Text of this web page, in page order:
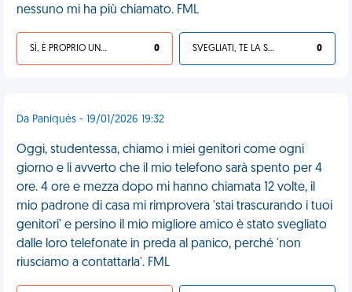
nessuno mi ha più chiamato. FML
SÌ, È PROPRIO UNA VDM! 0 SVEGLIATI, TE LA SEI CERCATA! 0
Da Paniqués - 19/01/2026 19:32
Oggi, studentessa, chiamo i miei genitori come ogni
giorno e li avverto che il mio telefono sarà spento per 4
ore. 4 ore e mezza dopo mi hanno chiamata 12 volte, il
mio padrone di casa mi rimprovera 'stai trascurando i tuoi
genitori' e persino il mio migliore amico è stato svegliato
dalle loro telefonate in preda al panico, perché 'non
riusciamo a contattarla'. FML